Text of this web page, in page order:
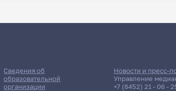
Сведения об
образовательной
организации
Новости и пресс-
Управление
+7 (8452) 21 - 06 -